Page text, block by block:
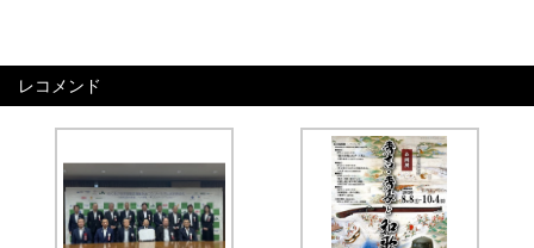
レコメンド